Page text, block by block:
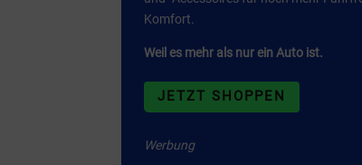
Komfort.
Weil es mehr als nur ein Auto ist.
JETZT SHOPPEN
Werbung